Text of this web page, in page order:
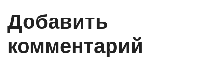
Добавить
комментарий